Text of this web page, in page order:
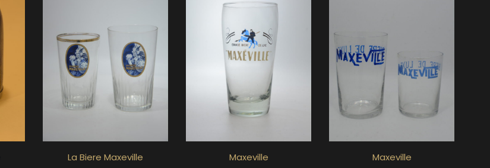
La Biere Maxeville Maxeville Maxeville